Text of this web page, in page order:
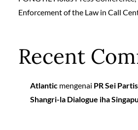
Enforcement of the Law in Call
Recent
Atlantic mengenai PR Sei
Shangri-la Dialogue iha